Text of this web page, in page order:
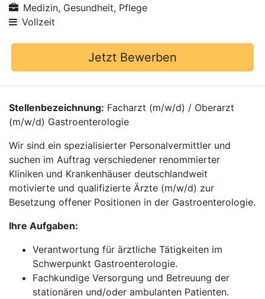
Medizin, Gesundheit, Pflege
Vollzeit
Jetzt Bewerben
Stellenbezeichnung: Facharzt (m/w/d) / Oberarzt
(m/w/d) Gastroenterologie
Wir sind ein spezialisierter Personalvermittler und
suchen im Auftrag verschiedener renommierter
Kliniken und Krankenhäuser deutschlandweit
motivierte und qualifizierte Ärzte (m/w/d) zur
Besetzung offener Positionen in der Gastroenterologie.
Ihre Aufgaben:
Verantwortung für ärztliche Tätigkeiten im
Schwerpunkt Gastroenterologie.
Fachkundige Versorgung und Betreuung der
stationären und/oder ambulanten Patienten.